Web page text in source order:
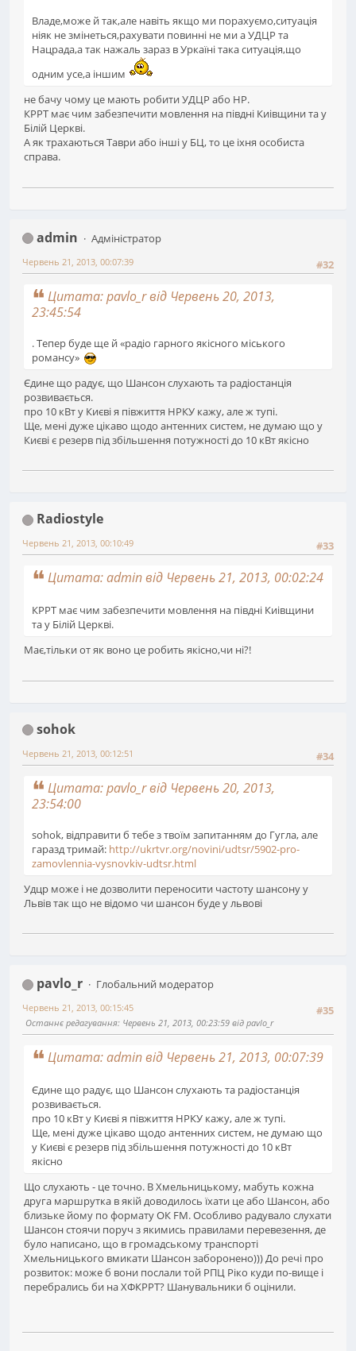
Владе,може й так,але навіть якщо ми порахуємо,ситуація
ніяк не змінеться,рахувати повинні не ми а УДЦР та
Нацрада,а так нажаль зараз в Уркаїні така ситуація,що
одним усе,а іншим
не бачу чому це мають робити УДЦР або НР.
КРРТ має чим забезпечити мовлення на півдні Киівщини та у
Білій Церкві.
А як трахаються Таври або інші у БЦ, то це іхня особиста
справа.
admin
Адміністратор
#32
Червень 21, 2013, 00:07:39
Цитата: pavlo_r від Червень 20, 2013,
23:45:54
. Тепер буде ще й «радіо гарного якісного міського
романсу»
Єдине що радує, що Шансон слухають та радіостанція
розвивається.
про 10 кВт у Києві я півжиття НРКУ кажу, але ж тупі.
Ще, мені дуже цікаво щодо антенних систем, не думаю що у
Києві є резерв під збільшення потужності до 10 кВт якісно
Radiostyle
#33
Червень 21, 2013, 00:10:49
Цитата: admin від Червень 21, 2013, 00:02:24
КРРТ має чим забезпечити мовлення на півдні Киівщини
та у Білій Церкві.
Має,тільки от як воно це робить якісно,чи ні?!
sohok
#34
Червень 21, 2013, 00:12:51
Цитата: pavlo_r від Червень 20, 2013,
23:54:00
sohok, відправити б тебе з твоїм запитанням до Гугла, але
гаразд тримай: http://ukrtvr.org/novini/udtsr/5902-pro-
zamovlennia-vysnovkiv-udtsr.html
Удцр може і не дозволити переносити частоту шансону у
Львів так що не відомо чи шансон буде у львові
pavlo_r
Глобальний модератор
#35
Червень 21, 2013, 00:15:45
Останнє редагування: Червень 21, 2013, 00:23:59 від pavlo_r
Цитата: admin від Червень 21, 2013, 00:07:39
Єдине що радує, що Шансон слухають та радіостанція
розвивається.
про 10 кВт у Києві я півжиття НРКУ кажу, але ж тупі.
Ще, мені дуже цікаво щодо антенних систем, не думаю що
у Києві є резерв під збільшення потужності до 10 кВт
якісно
Що слухають - це точно. В Хмельницькому, мабуть кожна
друга маршрутка в якій доводилось їхати це або Шансон, або
близьке йому по формату ОК FM. Особливо радувало слухати
Шансон стоячи поруч з якимись правилами перевезення, де
було написано, що в громадському транспорті
Хмельницького вмикати Шансон заборонено))) До речі про
розвиток: може б вони послали той РПЦ Ріко куди по-вище і
перебрались би на ХФКРРТ? Шанувальники б оцінили.